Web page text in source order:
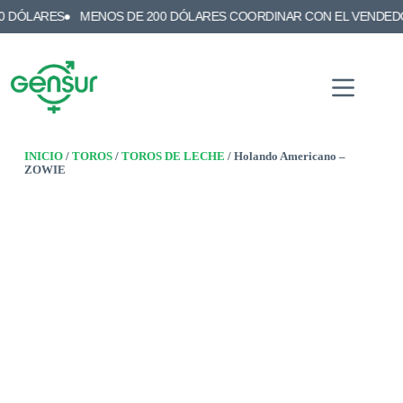
MENOS DE 200 DÓLARES COORDINAR CON EL VENDEDOR
INICIO/ TOROS/ TOROS DE LECHE / Holando Americano –
ZOWIE